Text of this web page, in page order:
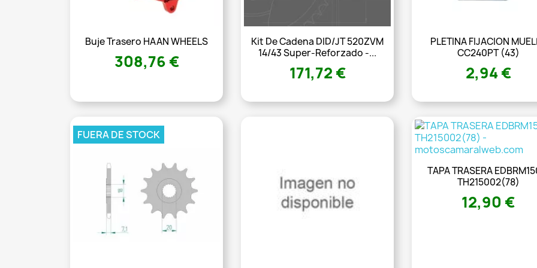
Buje Trasero HAAN WHEELS
308,76 €
Kit De Cadena DID/JT 520ZVM
14/43 Super-Reforzado -...
171,72 €
PLETINA FIJACION
CC240PT (43)
2,94 €
FUERA DE STOCK
TAPA TRASERA
TH215002(78)
12,90 €